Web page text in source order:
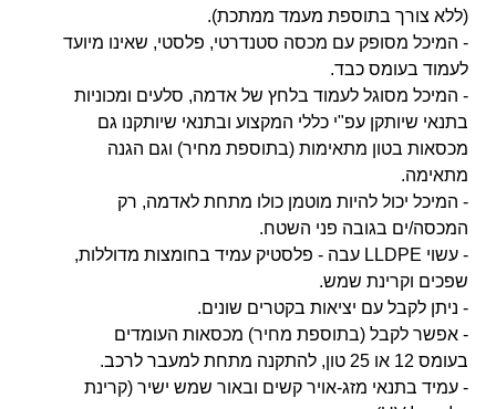
(ללא צורך בתוספת מעמד ממתכת).
- המיכל מסופק עם מכסה סטנדרטי, פלסטי, שאינו מיועד
לעמוד בעומס כבד.
- המיכל מסוגל לעמוד בלחץ של אדמה, סלעים ומכוניות
בתנאי שיותקן עפ"י כללי המקצוע ובתנאי שיותקנו גם
מכסאות בטון מתאימות (בתוספת מחיר) וגם הגנה
מתאימה.
- המיכל יכול להיות מוטמן כולו מתחת לאדמה, רק
המכסה/ים בגובה פני השטח.
- עשוי LLDPE עבה - פלסטיק עמיד בחומצות מדוללות,
שפכים וקרינת שמש.
- ניתן לקבל עם יציאות בקטרים שונים.
- אפשר לקבל (בתוספת מחיר) מכסאות העומדים
בעומס 12 או 25 טון, להתקנה מתחת למעבר לרכב.
- עמיד בתנאי מזג-אויר קשים ובאור שמש ישיר (קרינת